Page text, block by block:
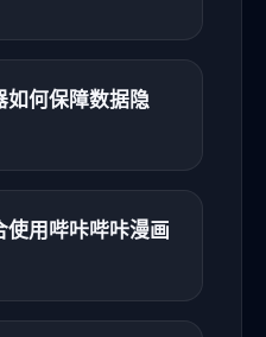
如何保障数据隐
用哔咔哔咔漫画